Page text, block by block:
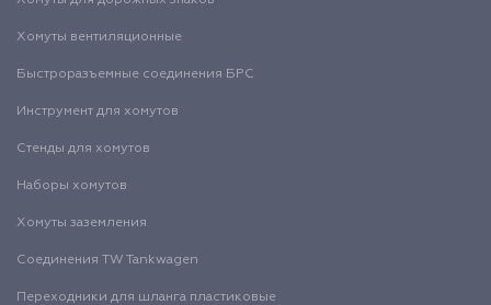
Хомуты вентиляционные
Быстроразъемные соединения БРС
Инструмент для хомутов
Стенды для хомутов
Наборы хомутов
Хомуты заземления
Соединения TW Tankwagen
Переходники для шланга пластиковые